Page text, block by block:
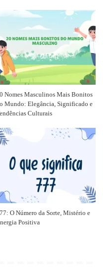
Nomes Masculinos Mais Bonitos
Mundo: Elegância, Significado e
Culturais
O Número da Sorte, Mistério e
Positiva